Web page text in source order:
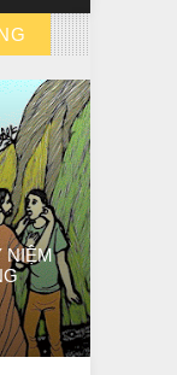
TRỌNG
NIỆM